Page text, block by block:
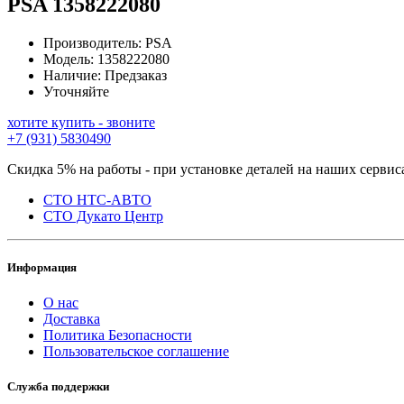
Производитель: PSA
Модель: 1358222080
Наличие: Предзаказ
Уточняйте
хотите купить - звоните
+7 (931) 5830490
Скидка 5% на работы - при установке деталей на наших
СТО НТС-АВТО
СТО Дукато Центр
Информация
О нас
Доставка
Политика Безопасности
Пользовательское соглашение
Служба поддержки